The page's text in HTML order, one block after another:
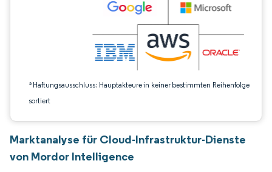
*Haftungsausschluss: Hauptakteure in keiner bestimmten Reihenfolge
sortiert
Marktanalyse für Cloud-Infrastruktur-Dienste
von Mordor Intelligence